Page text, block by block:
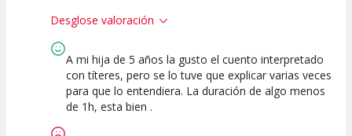
Desglose valoración
8
Calidad del
Espectáculo
7
Calidad /
Precio
7
Puesta en
9
Interpretación
A mi hija de 5 años la gusto el cuento interpretado
con títeres, pero se lo tuve que explicar varias veces
para que lo entendiera. La duración de algo menos
de 1h, esta bien .